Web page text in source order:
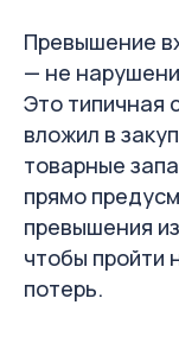
Превышение
— не
Это типичная
вложил в
товарные
прямо
превышения
чтобы пройти
потерь.